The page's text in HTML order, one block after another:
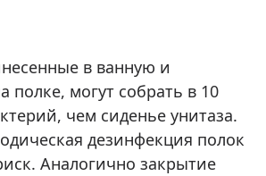
в ванную и
полке, могут собрать в 10
чем сиденье унитаза.
дезинфекция полок
Аналогично закрытие